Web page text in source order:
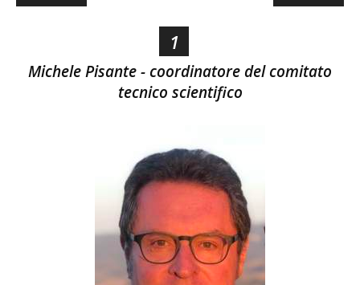
1
Michele Pisante - coordinatore del comitato
tecnico scientifico